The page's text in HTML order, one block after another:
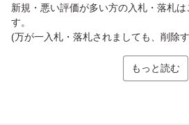
新規・悪い評価が多い方の入札・落札
す。
(万が一入札・落札されましても、削除
もっと読む